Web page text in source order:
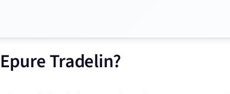
Tradelin?